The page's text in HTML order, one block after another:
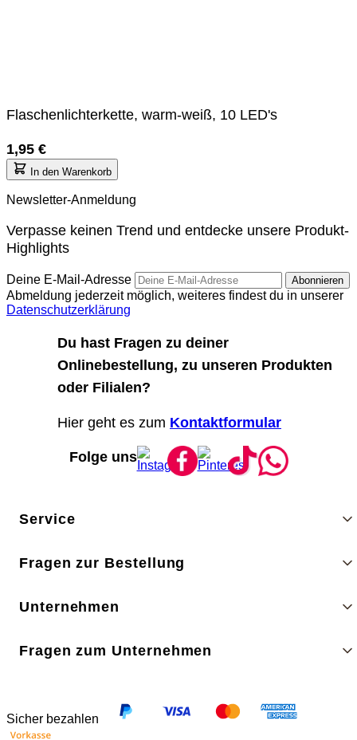
Flaschenlichterkette, warm-weiß, 10 LED's
1,95 €
In den Warenkorb
Newsletter-Anmeldung
Verpasse keinen Trend und entdecke unsere Produkt-
Highlights
Deine E-Mail-Adresse Abonnieren
Abmeldung jederzeit möglich, weiteres findest du in unserer
Datenschutzerklärung
Du hast Fragen zu deiner
Onlinebestellung, zu unseren Produkten
oder Filialen?
Hier geht es zum Kontaktformular
Folge uns
Service
Fragen zur Bestellung
Unternehmen
Fragen zum Unternehmen
Sicher bezahlen